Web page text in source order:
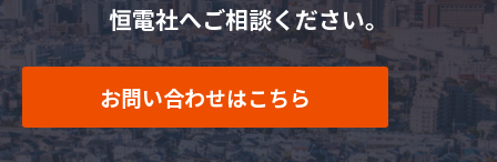
恒電社へご相談ください。
お問い合わせはこちら